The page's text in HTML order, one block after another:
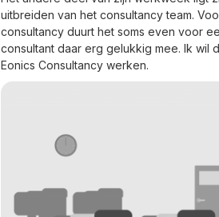
uitbreiden van het consultancy team.
consultancy duurt het soms even voor
consultant daar erg gelukkig mee. Ik
Eonics Consultancy werken.